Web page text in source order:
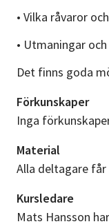
• Vilka råvaror
• Utmaningar
Det finns goda
Förkunskaper
Inga
Material
Alla deltagare
Kursledare
Mats Hansson